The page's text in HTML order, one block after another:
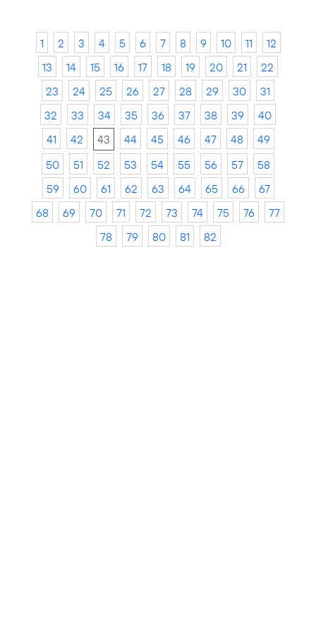
1 2 3 4 5 6 7 8 9 10 11
12
13
14 15 16 17 18 19 20 21
22
23
24 25 26 27 28 29 30
31
32
33 34 35 36 37 38 39
40
41
42 43 44 45 46 47 48
49
50
51 52 53 54 55 56 57
58
59
60 61 62 63 64 65 66
67
68
69 70 71 72 73 74 75 76
77
78
79 80 81 82